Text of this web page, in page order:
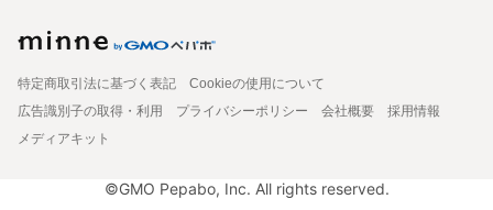
特定商取引法に基づく表記
Cookieの使用について
広告識別子の取得・利用
プライバシーポリシー 会社概要
採用情報
メディアキット
©GMO Pepabo, Inc. All rights reserved.